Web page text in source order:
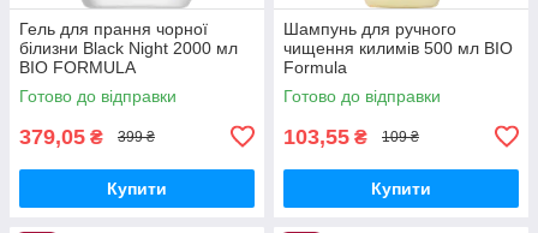
Гель для прання чорної
білизни Black Night 2000 мл
BIO FORMULA
Готово до відправки
379,05 ₴ 399 ₴
Купити
Шампунь для ручного
чищення килимів 500 мл BIO
Formula
Готово до відправки
103,55 ₴ 109 ₴
Купити